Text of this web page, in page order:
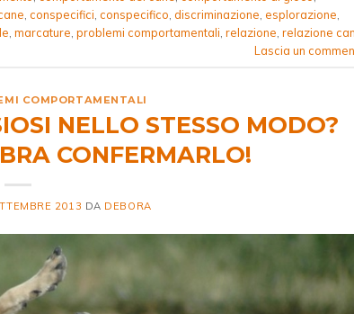
conspecifici conspecifico discriminazione esplorazione
marcature problemi comportamentali relazione relazione
Lascia un
COMPORTAMENTALI
NELLO STESSO MODO?
CONFERMARLO!
2013 DA DEBORA